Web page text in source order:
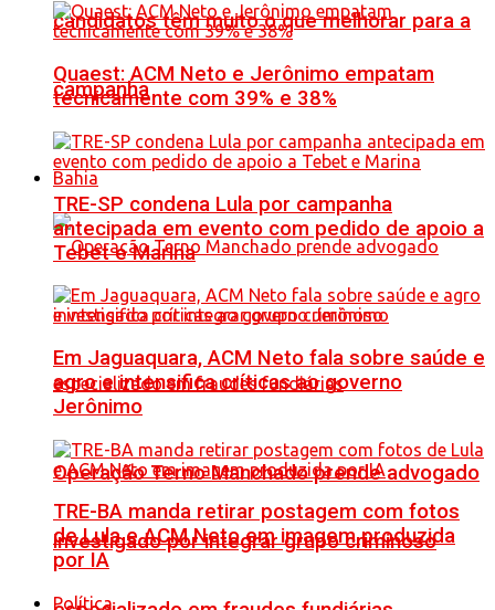
candidatos têm muito o que melhorar para a
campanha
Bahia
Operação Terno Manchado prende advogado
investigado por integrar grupo criminoso
Quaest: ACM Neto e Jerônimo empatam
tecnicamente com 39% e 38%
TRE-SP condena Lula por campanha
antecipada em evento com pedido de apoio a
Tebet e Marina
Em Jaguaquara, ACM Neto fala sobre saúde e
agro e intensifica críticas ao governo
Jerônimo
TRE-BA manda retirar postagem com fotos
de Lula e ACM Neto em imagem produzida
por IA
Política